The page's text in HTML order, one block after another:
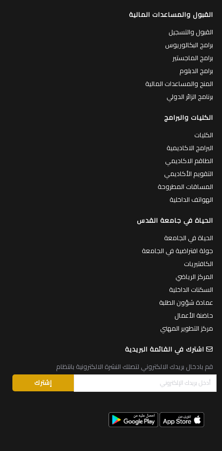
القبول والمساعدات المالية
القبول والتسجيل
برامج البكالوريوس
برامج الماجستير
برامج الدبلوم
المنح والمساعدات المالية
برنامج الزائر الدولي
الكليات والبرامج
الكليات
البرامج الاكاديمية
الطاقم الاكاديمي
التقويم الأكاديمي
المساقات المطروحة
الهواتف الداخلية
الحياة في جامعة القدس
الحياة في الجامعة
جولة افتراضية في الجامعة
الكافتيريات
المركز الرياضي
السكنات الداخلية
عمادة شؤون الطلبة
حاضنة الأعمال
مركز التطوير المهني
اشترك في القائمة البريدية
قم بادخال بريدك الالكتروني لتصلك النشرة الالكترونية بانتظام